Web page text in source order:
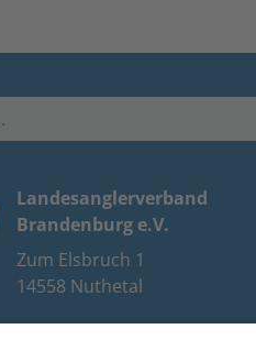
Landesanglerverband
Brandenburg e.V.
Zum Elsbruch 1
14558 Nuthetal